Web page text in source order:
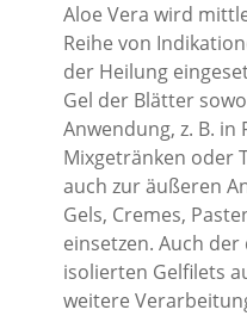
Aloe Vera wird
Reihe von
der Heilung
Gel der Blätter
Anwendung, z. B. in
Mixgetränken oder
auch zur äußeren
Gels, Cremes,
einsetzen. Auch
isolierten Gelfilets
weitere